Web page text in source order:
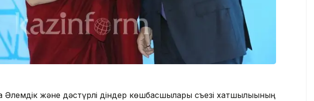
Әлемдік және дәстүрлі діндер көшбасшылары съезі хатшылығының